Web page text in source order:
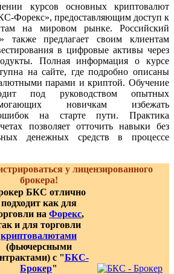
курсов основных криптовалют
Форекс», предоставляющим доступ к
на мировом рынке. Российский
также предлагает своим клиентам
в цифровые активы через
Полная информация о курсе
на сайте, где подробно описаны
парами и криптой. Обучение
под руководством опытных
новичкам избежать
на старте пути. Практика
позволяет отточить навыки без
денежных средств в процессе
у лицензированного
брокера!
БКС отлично
подходит как для
на Форекс,
и для торговли
криптовалютами
(фьючерсными
с "БКС-
Брокер"